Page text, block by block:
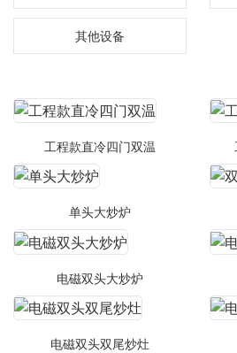
其他设备
工程款直冷四门双温
单头大炒炉
电磁双头大炒炉
电磁双头双尾炒灶